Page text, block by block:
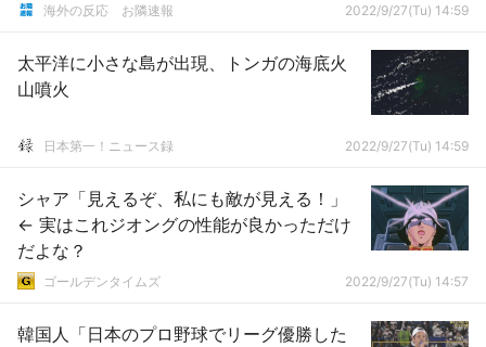
海外の反応 お隣速報 2022/9/27(Tu) 14:59
太平洋に小さな島が出現、トンガの海底火
山噴火
日本第一！ニュース録 2022/9/27(Tu) 14:59
シャア「見えるぞ、私にも敵が見える！」
← 実はこれジオングの性能が良かっただけ
だよな？
ゴールデンタイムズ 2022/9/27(Tu) 14:57
韓国人「日本のプロ野球でリーグ優勝した